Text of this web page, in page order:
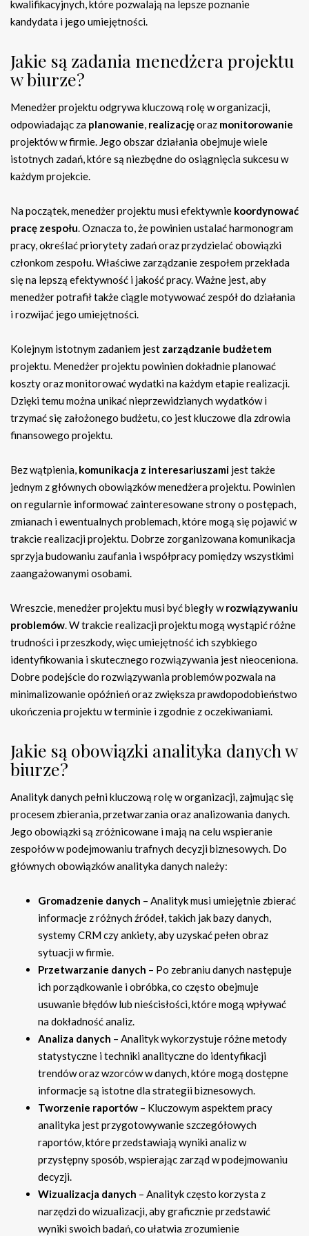
kwalifikacyjnych, które pozwalają na lepsze poznanie
kandydata i jego umiejętności.
Jakie są zadania menedżera projektu
w biurze?
Menedżer projektu odgrywa kluczową rolę w organizacji,
odpowiadając za planowanie, realizacjęoraz monitorowanie
projektów w firmie. Jego obszar działania obejmuje wiele
istotnych zadań, które są niezbędne do osiągnięcia sukcesu w
każdym projekcie.
Na początek, menedżer projektu musi efektywnie koordynować
pracę zespołu. Oznacza to, że powinien ustalać harmonogram
pracy, określać priorytety zadań oraz przydzielać obowiązki
członkom zespołu. Właściwe zarządzanie zespołem przekłada
się na lepszą efektywność i jakość pracy. Ważne jest, aby
menedżer potrafił także ciągle motywować zespół do działania
i rozwijać jego umiejętności.
Kolejnym istotnym zadaniem jest zarządzanie budżetem
projektu. Menedżer projektu powinien dokładnie planować
koszty oraz monitorować wydatki na każdym etapie realizacji.
Dzięki temu można unikać nieprzewidzianych wydatków i
trzymać się założonego budżetu, co jest kluczowe dla zdrowia
finansowego projektu.
Bez wątpienia, komunikacja z interesariuszami jest także
jednym z głównych obowiązków menedżera projektu. Powinien
on regularnie informować zainteresowane strony o postępach,
zmianach i ewentualnych problemach, które mogą się pojawić w
trakcie realizacji projektu. Dobrze zorganizowana komunikacja
sprzyja budowaniu zaufania i współpracy pomiędzy wszystkimi
zaangażowanymi osobami.
Wreszcie, menedżer projektu musi być biegły wrozwiązywaniu
problemów. W trakcie realizacji projektu mogą wystąpić różne
trudności i przeszkody, więc umiejętność ich szybkiego
identyfikowania i skutecznego rozwiązywania jest nieoceniona.
Dobre podejście do rozwiązywania problemów pozwala na
minimalizowanie opóźnień oraz zwiększa prawdopodobieństwo
ukończenia projektu w terminie i zgodnie z oczekiwaniami.
Jakie są obowiązki analityka danych w
biurze?
Analityk danych pełni kluczową rolę w organizacji, zajmując się
procesem zbierania, przetwarzania oraz analizowania danych.
Jego obowiązki są zróżnicowane i mają na celu wspieranie
zespołów w podejmowaniu trafnych decyzji biznesowych. Do
głównych obowiązków analityka danych należy:
Gromadzenie danych – Analityk musi umiejętnie zbierać
informacje z różnych źródeł, takich jak bazy danych,
systemy CRM czy ankiety, aby uzyskać pełen obraz
sytuacji w firmie.
Przetwarzanie danych – Po zebraniu danych następuje
ich porządkowanie i obróbka, co często obejmuje
usuwanie błędów lub nieścisłości, które mogą wpływać
na dokładność analiz.
Analiza danych – Analityk wykorzystuje różne metody
statystyczne i techniki analityczne do identyfikacji
trendów oraz wzorców w danych, które mogą dostępne
informacje są istotne dla strategii biznesowych.
Tworzenie raportów – Kluczowym aspektem pracy
analityka jest przygotowywanie szczegółowych
raportów, które przedstawiają wyniki analiz w
przystępny sposób, wspierając zarząd w podejmowaniu
decyzji.
Wizualizacja danych – Analityk często korzysta z
narzędzi do wizualizacji, aby graficznie przedstawić
wyniki swoich badań, co ułatwia zrozumienie